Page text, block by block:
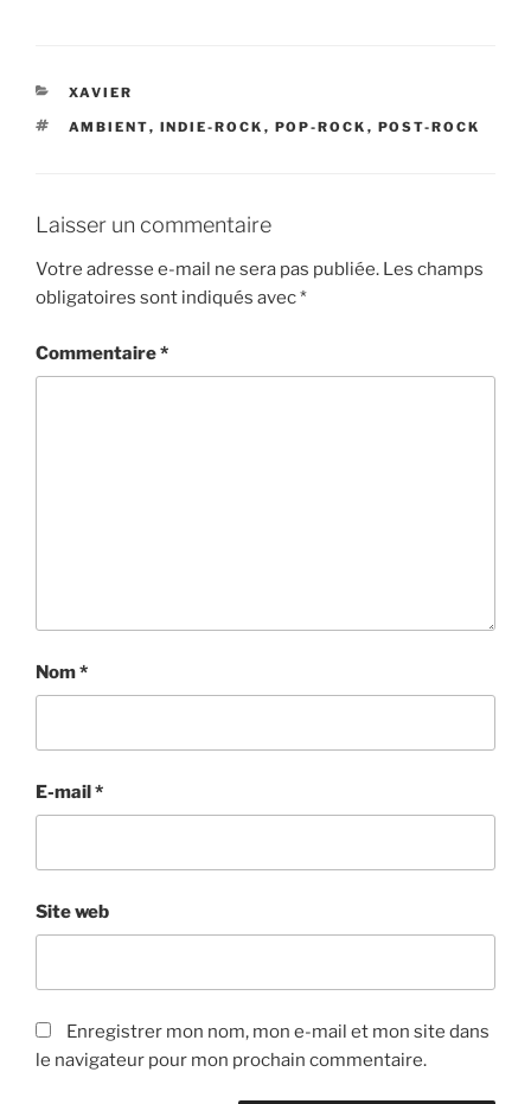
CATÉGORIES
XAVIER
ÉTIQUETTES
AMBIENT, INDIE-ROCK , POP-ROCK , POST-ROCK
Laisser un commentaire
Votre adresse e-mail ne sera pas publiée. Les champs
obligatoires sont indiqués avec*
Commentaire*
Nom*
E-mail*
Site web
Enregistrer mon nom, mon e-mail et mon site dans
le navigateur pour mon prochain commentaire.